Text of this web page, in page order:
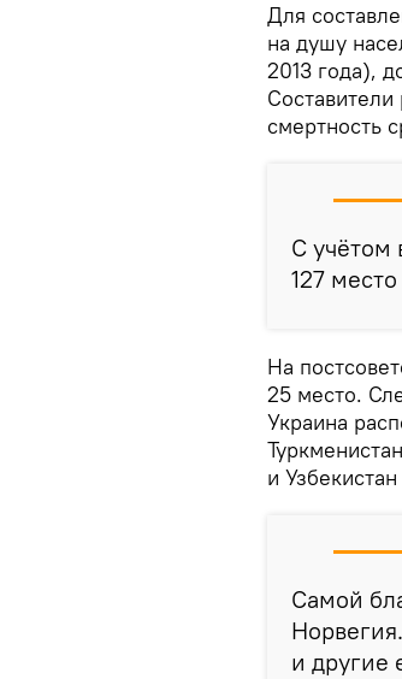
Для
на душу
2013 года),
смертность
С учётом
127
На
25 место.
Украина
и
Самой
и другие